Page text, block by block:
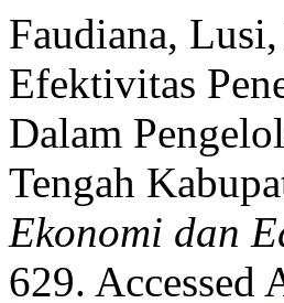
Faudiana,
Efektivitas
Dalam
Tengah
Ekonomi dan
629. Accessed